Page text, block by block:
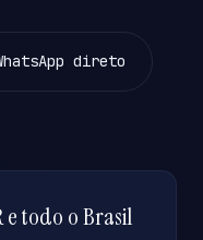
direto
todo o Brasil